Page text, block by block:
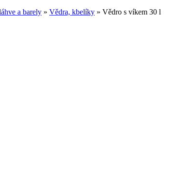
a barely » Vědra, kbelíky » Vědro s víkem 30 l